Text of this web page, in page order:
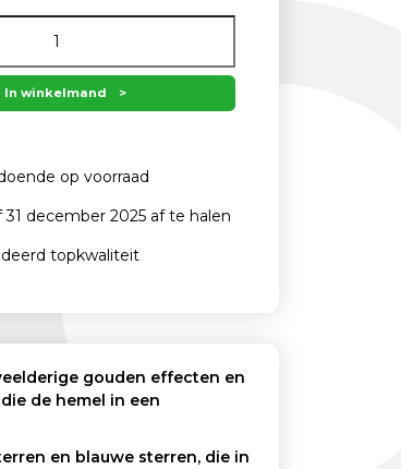
was:
180,00 .
is:
165,00 .
In winkelmand
op voorraad
31 december 2025 af te halen
topkwaliteit
gouden effecten en
die de hemel in een
en blauwe sterren, die in